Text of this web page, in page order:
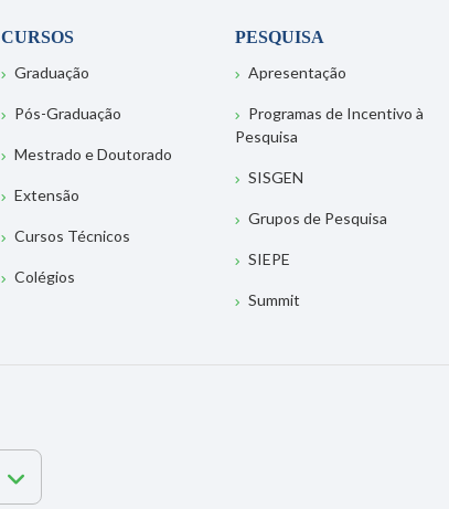
CURSOS
Graduação
Pós-Graduação
Mestrado e Doutorado
Extensão
Cursos Técnicos
Colégios
PESQUISA
Apresentação
Programas de Incentivo à
Pesquisa
SISGEN
Grupos de Pesquisa
SIEPE
Summit